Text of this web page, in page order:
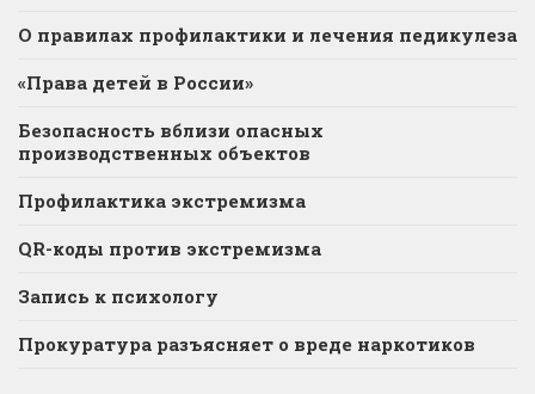
О правилах профилактики и лечения педикулеза
«Права детей в России»
Безопасность вблизи опасных
производственных объектов
Профилактика экстремизма
QR-коды против экстремизма
Запись к психологу
Прокуратура разъясняет о вреде наркотиков